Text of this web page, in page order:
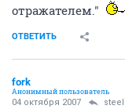
отражателем."
ОТВЕТИТЬ
fork
Анонимный пользователь
04 октября 2007 steel